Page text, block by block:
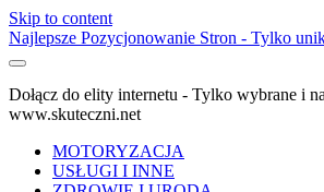
Skip to content
Najlepsze Pozycjonowanie Stron - Tylko
Dołącz do elity internetu - Tylko wybrane i
www.skuteczni.net
MOTORYZACJA
USŁUGI I INNE